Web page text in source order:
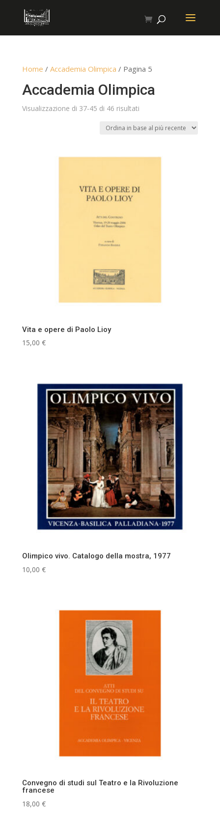
Home / Accademia Olimpica / Pagina 5
Accademia Olimpica
Visualizzazione di 37-45 di 46 risultatiOrdina
base
più
Vita e opere di Paolo Lioy
15,00 €
Olimpico vivo. Catalogo della mostra, 1977
10,00 €
Convegno di studi sul Teatro e la Rivoluzione
francese
18,00 €